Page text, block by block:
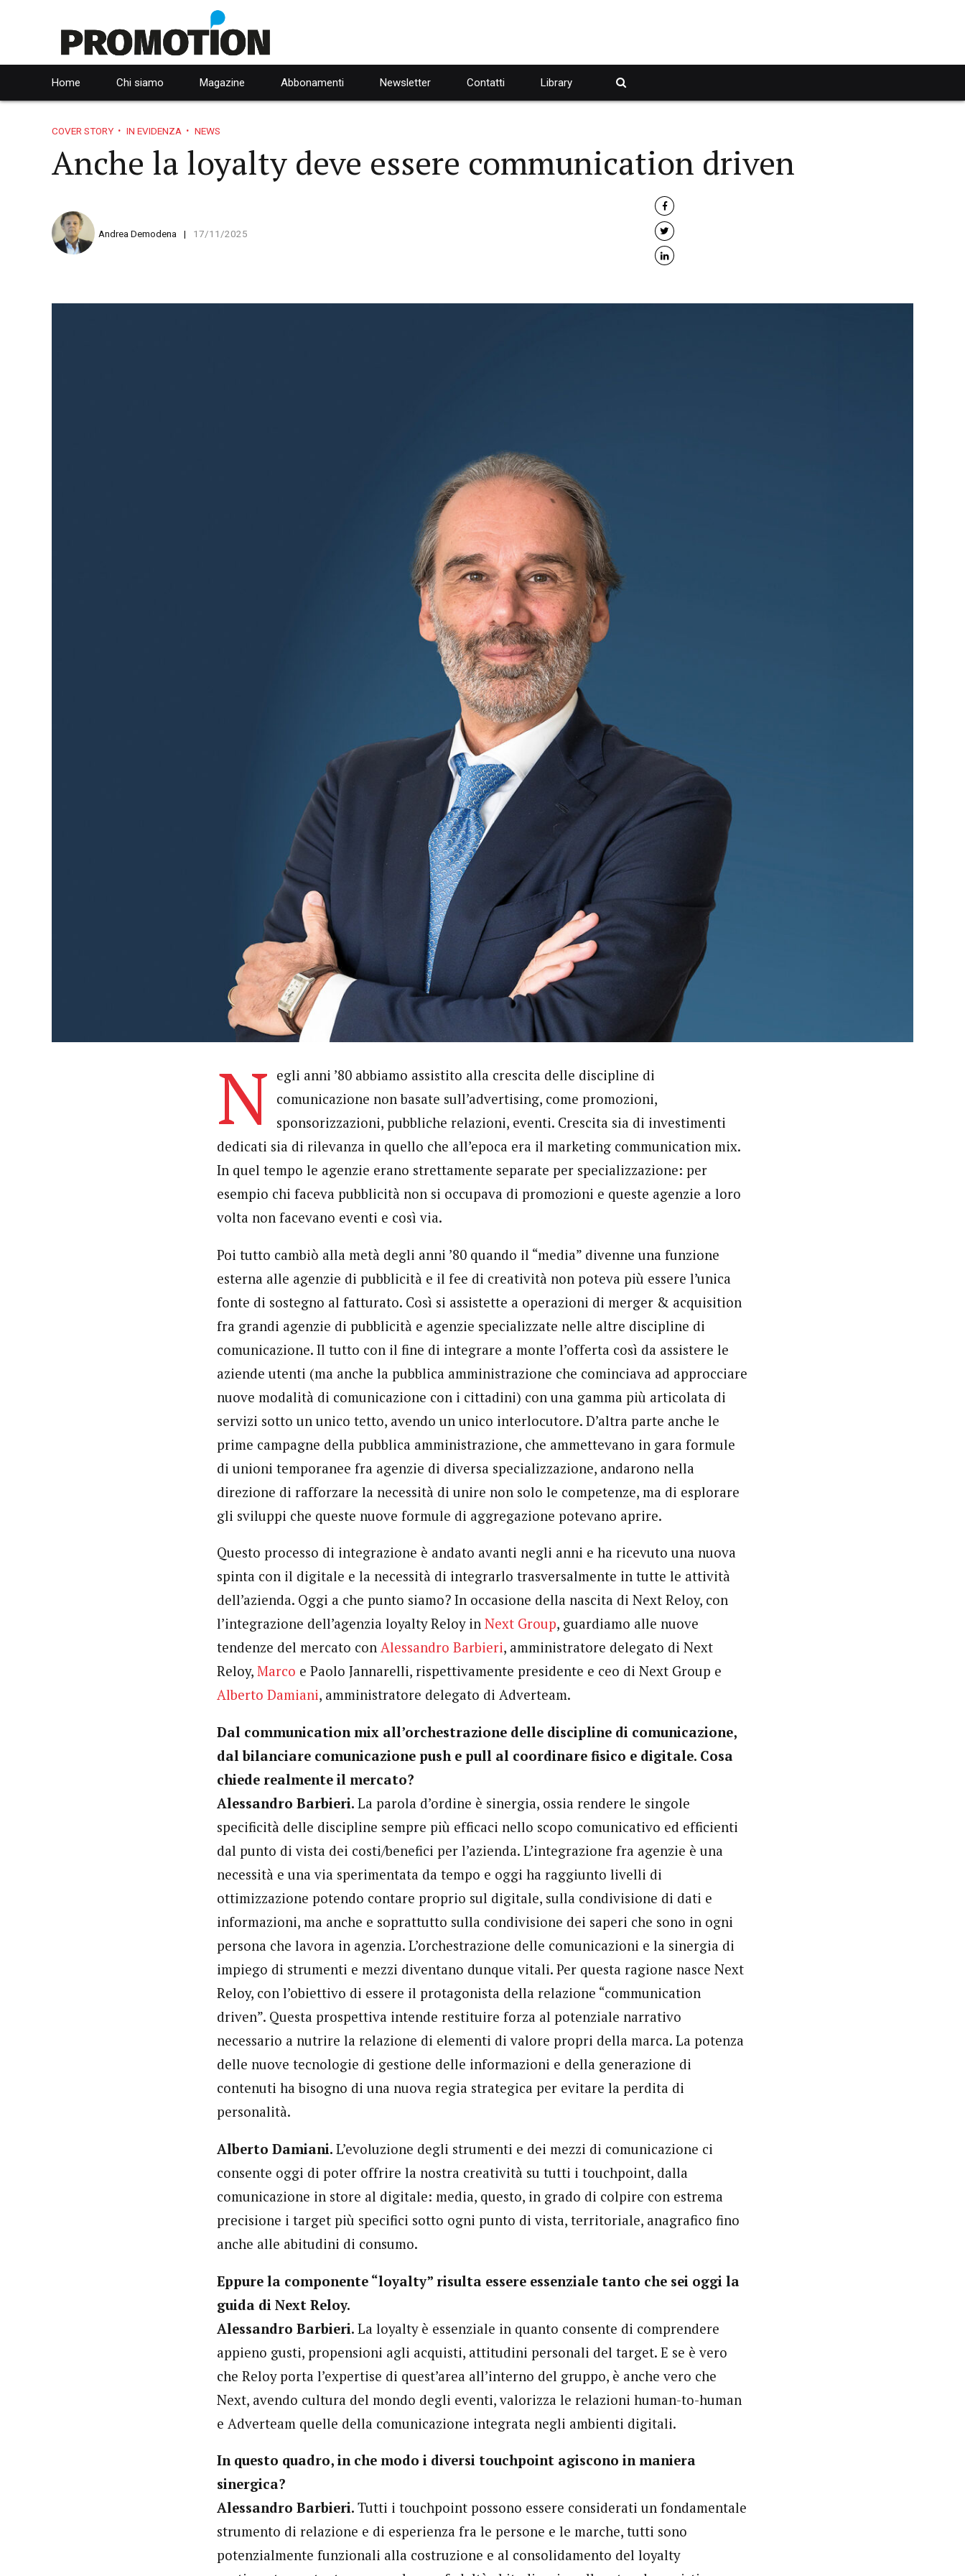
Home Chi siamo Magazine Abbonamenti Newsletter Contatti Library
COVER STORY IN EVIDENZA NEWS
Anche la loyalty deve essere communication driven
Andrea Demodena 17/11/2025
N egli anni ’80 abbiamo assistito alla crescita delle discipline di
comunicazione non basate sull’advertising, come promozioni,
sponsorizzazioni, pubbliche relazioni, eventi. Crescita sia di investimenti
dedicati sia di rilevanza in quello che all’epoca era il marketing communication mix.
In quel tempo le agenzie erano strettamente separate per specializzazione: per
esempio chi faceva pubblicità non si occupava di promozioni e queste agenzie a loro
volta non facevano eventi e così via.
Poi tutto cambiò alla metà degli anni ’80 quando il “media” divenne una funzione
esterna alle agenzie di pubblicità e il fee di creatività non poteva più essere l’unica
fonte di sostegno al fatturato. Così si assistette a operazioni di merger & acquisition
fra grandi agenzie di pubblicità e agenzie specializzate nelle altre discipline di
comunicazione. Il tutto con il fine di integrare a monte l’offerta così da assistere le
aziende utenti (ma anche la pubblica amministrazione che cominciava ad approcciare
nuove modalità di comunicazione con i cittadini) con una gamma più articolata di
servizi sotto un unico tetto, avendo un unico interlocutore. D’altra parte anche le
prime campagne della pubblica amministrazione, che ammettevano in gara formule
di unioni temporanee fra agenzie di diversa specializzazione, andarono nella
direzione di rafforzare la necessità di unire non solo le competenze, ma di esplorare
gli sviluppi che queste nuove formule di aggregazione potevano aprire.
Questo processo di integrazione è andato avanti negli anni e ha ricevuto una nuova
spinta con il digitale e la necessità di integrarlo trasversalmente in tutte le attività
dell’azienda. Oggi a che punto siamo? In occasione della nascita di Next Reloy, con
l’integrazione dell’agenzia loyalty Reloy in Next Group, guardiamo alle nuove
tendenze del mercato con Alessandro Barbieri, amministratore delegato di Next
Reloy, Marco e Paolo Jannarelli, rispettivamente presidente e ceo di Next Group e
Alberto Damiani, amministratore delegato di Adverteam.
Dal communication mix all’orchestrazione delle discipline di comunicazione,
dal bilanciare comunicazione push e pull al coordinare fisico e digitale. Cosa
chiede realmente il mercato?
Alessandro Barbieri. La parola d’ordine è sinergia, ossia rendere le singole
specificità delle discipline sempre più efficaci nello scopo comunicativo ed efficienti
dal punto di vista dei costi/benefici per l’azienda. L’integrazione fra agenzie è una
necessità e una via sperimentata da tempo e oggi ha raggiunto livelli di
ottimizzazione potendo contare proprio sul digitale, sulla condivisione di dati e
informazioni, ma anche e soprattutto sulla condivisione dei saperi che sono in ogni
persona che lavora in agenzia. L’orchestrazione delle comunicazioni e la sinergia di
impiego di strumenti e mezzi diventano dunque vitali. Per questa ragione nasce Next
Reloy, con l’obiettivo di essere il protagonista della relazione “communication
driven”. Questa prospettiva intende restituire forza al potenziale narrativo
necessario a nutrire la relazione di elementi di valore propri della marca. La potenza
delle nuove tecnologie di gestione delle informazioni e della generazione di
contenuti ha bisogno di una nuova regia strategica per evitare la perdita di
personalità.
Alberto Damiani. L’evoluzione degli strumenti e dei mezzi di comunicazione ci
consente oggi di poter offrire la nostra creatività su tutti i touchpoint, dalla
comunicazione in store al digitale: media, questo, in grado di colpire con estrema
precisione i target più specifici sotto ogni punto di vista, territoriale, anagrafico fino
anche alle abitudini di consumo.
Eppure la componente “loyalty” risulta essere essenziale tanto che sei oggi la
guida di Next Reloy.
Alessandro Barbieri. La loyalty è essenziale in quanto consente di comprendere
appieno gusti, propensioni agli acquisti, attitudini personali del target. E se è vero
che Reloy porta l’expertise di quest’area all’interno del gruppo, è anche vero che
Next, avendo cultura del mondo degli eventi, valorizza le relazioni human-to-human
e Adverteam quelle della comunicazione integrata negli ambienti digitali.
In questo quadro, in che modo i diversi touchpoint agiscono in maniera
sinergica?
Alessandro Barbieri. Tutti i touchpoint possono essere considerati un fondamentale
strumento di relazione e di esperienza fra le persone e le marche, tutti sono
potenzialmente funzionali alla costruzione e al consolidamento del loyalty